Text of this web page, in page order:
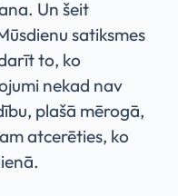
Un šeit
satiksmes
to, ko
nekad nav
plašā mērogā,
atcerēties, ko